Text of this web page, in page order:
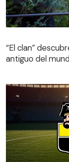
“El clan”
antiguo del